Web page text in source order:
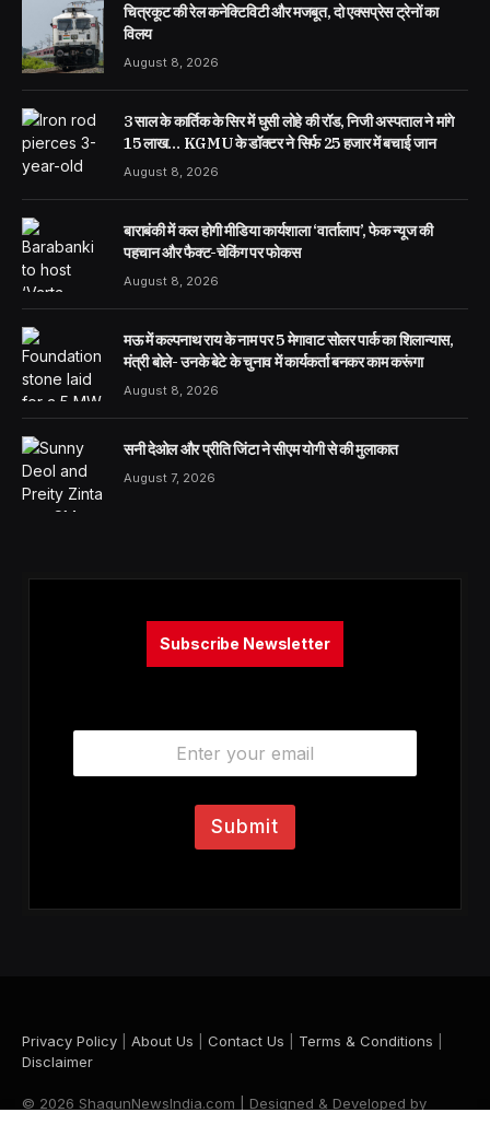
चित्रकूट की रेल कनेक्टिविटी और मजबूत, दो एक्सप्रेस ट्रेनों का
विलय
August 8, 2026
3 साल के कार्तिक के सिर में घुसी लोहे की रॉड, निजी अस्पताल ने मांगे
15 लाख… KGMU के डॉक्टर ने सिर्फ 25 हजार में बचाई जान
August 8, 2026
बाराबंकी में कल होगी मीडिया कार्यशाला ‘वार्तालाप’, फेक न्यूज की
पहचान और फैक्ट-चेकिंग पर फोकस
August 8, 2026
मऊ में कल्पनाथ राय के नाम पर 5 मेगावाट सोलर पार्क का शिलान्यास,
मंत्री बोले- उनके बेटे के चुनाव में कार्यकर्ता बनकर काम करूंगा
August 8, 2026
सनी देओल और प्रीति जिंटा ने सीएम योगी से की मुलाकात
August 7, 2026
Subscribe Newsletter
E
a
Submit
Privacy Policy About Us Contact Us Terms & Conditions
Disclaimer
© 2026 ShagunNewsIndia.com | Designed & Developed by